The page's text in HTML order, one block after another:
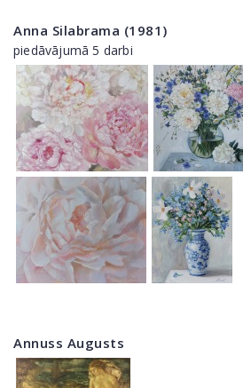
Anna Silabrama (1981)
piedāvājumā 5 darbi
Annuss Augusts